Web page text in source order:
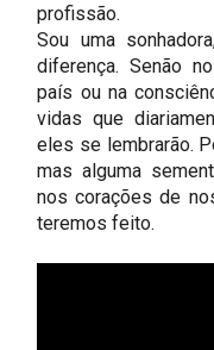
profissão.
Sou uma
diferença. Senão
país ou na
vidas que
eles se lembrarão.
mas alguma
nos corações de
teremos feito.